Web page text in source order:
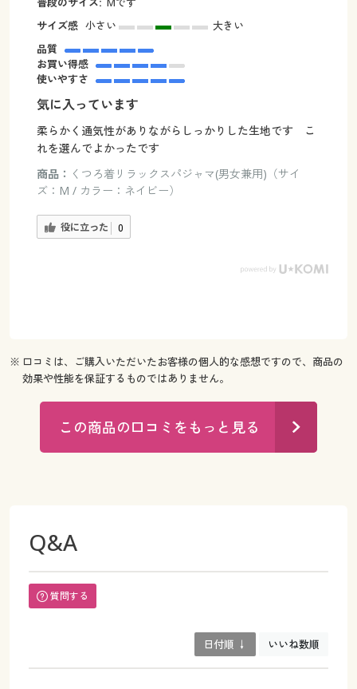
サイズ感 小さい
大きい
品質
お買い得感
使いやすさ
気に入っています
柔らかく通気性がありながらしっかりした生地です こ
れを選んでよかったです
商品： くつろ着リラックスパジャマ(男女兼用)（サイ
ズ：M / カラー：ネイビー）
役に立った 0
※ 口コミは、ご購入いただいたお客様の個人的な感想ですので、商品の
効果や性能を保証するものではありません。
この商品の口コミをもっと見る
Q&A
質問する
日付順 ↓ いいね数順